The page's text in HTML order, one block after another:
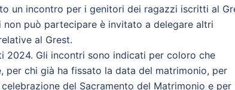
un incontro per i genitori dei ragazzi iscritti al
può partecipare è invitato a delegare altri
al Grest.
2024. Gli incontri sono indicati per coloro che
chi già ha fissato la data del matrimonio, per
del Sacramento del Matrimonio e per